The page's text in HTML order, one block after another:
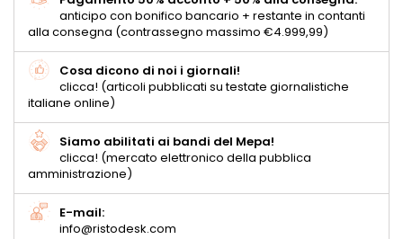
anticipo con bonifico bancario + restante in contanti
alla consegna (contrassegno massimo €4.999,99)
Cosa dicono di noi i giornali!
clicca! (articoli pubblicati su testate giornalistiche
italiane online)
Siamo abilitati ai bandi del Mepa!
clicca! (mercato elettronico della pubblica
amministrazione)
E-mail:
info@ristodesk.com